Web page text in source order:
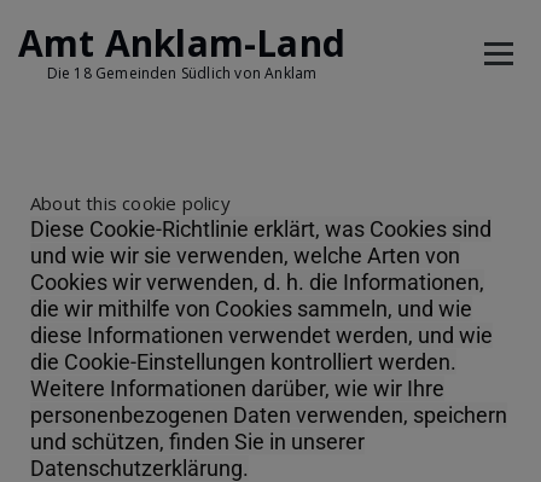
Amt Anklam-Land
Die 18 Gemeinden Südlich von Anklam
About this cookie policy
Diese Cookie-Richtlinie erklärt, was Cookies sind
und wie wir sie verwenden, welche Arten von
Cookies wir verwenden, d. h. die Informationen,
die wir mithilfe von Cookies sammeln, und wie
diese Informationen verwendet werden, und wie
die Cookie-Einstellungen kontrolliert werden.
Weitere Informationen darüber, wie wir Ihre
personenbezogenen Daten verwenden, speichern
und schützen, finden Sie in unserer
Datenschutzerklärung.